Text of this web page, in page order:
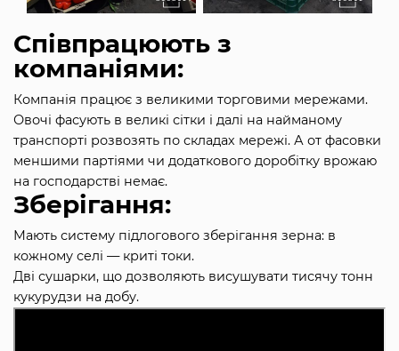
Співпрацюють з
компаніями:
Компанія працює з великими торговими мережами.
Овочі фасують в великі сітки і далі на найманому
транспорті розвозять по складах мережі. А от фасовки
меншими партіями чи додаткового доробітку врожаю
на господарстві немає.
Зберігання:
Мають систему підлогового зберігання зерна: в
кожному селі — криті токи.
Дві сушарки, що дозволяють висушувати тисячу тонн
кукурудзи на добу.